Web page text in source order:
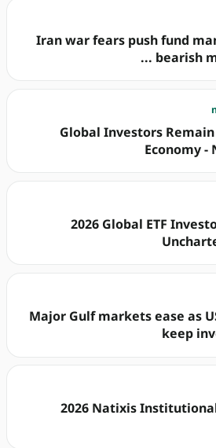
Iran war fears push fund
bearish
Global Investors
Economy -
[PDF] 2026 Global ETF
Major Gulf markets ease as
keep
[PDF] 2026 Natixis